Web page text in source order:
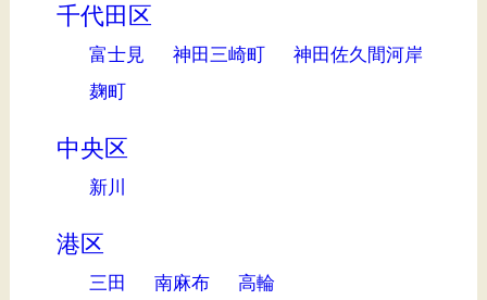
千代田区
富士見 神田三崎町
神田佐久間河岸
麹町
中央区
新川
港区
三田 南麻布 高輪